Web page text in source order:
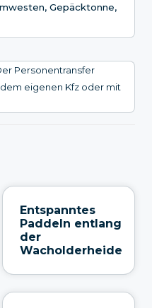
Gepäcktonne,
Personentransfer
eigenen Kfz oder mit
Entspanntes
Paddeln entlang
der
Wacholderheide